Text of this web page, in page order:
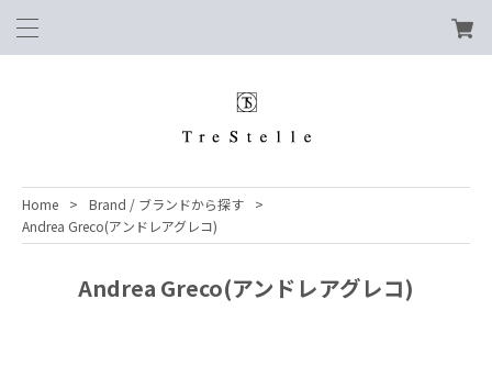
Home
Brand / ブランドから探す
Andrea Greco(アンドレアグレコ)
Andrea Greco(アンドレアグレコ)